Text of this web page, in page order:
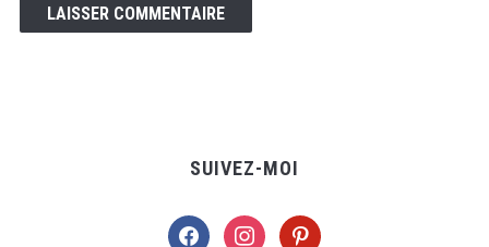
SUIVEZ-MOI
facebookinstagrampinterest